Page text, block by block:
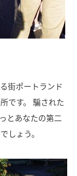
街ポートランド
です。 騙された
とあなたの第二
しょう。